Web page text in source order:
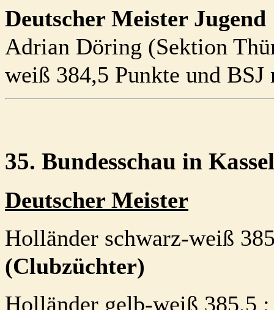
Deutscher Meister Jugend
Adrian Döring (Sektion
weiß 384,5 Punkte und
35. Bundesschau in
Deutscher Meister
Holländer schwarz-weiß
(Clubzüchter)
Holländer gelb-weiß 385,5